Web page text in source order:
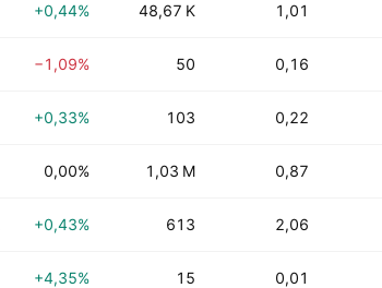
+0,44% 48,67 K 1,01
−1,09% 50 0,16
+0,33% 103 0,22
0,00% 1,03 M 0,87
+0,43% 613 2,06
+4,35% 15 0,01